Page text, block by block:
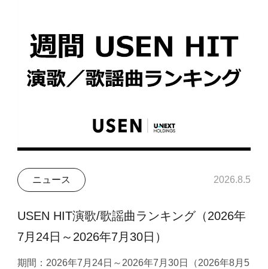
ニュース 2026.8.5
USEN HIT演歌/歌謡曲ランキング（2026年
7月24日～2026年7月30日）
期間：2026年7月24日～2026年7月30日（2026年8月5